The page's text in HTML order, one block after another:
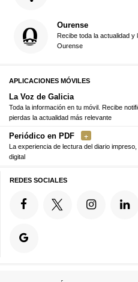
Ourense
Recibe toda la actualidad
Ourense
APLICACIONES MÓVILES
La Voz de Galicia
Toda la información en tu móvil. Recibe
pierdas la actualidad más relevante
Periódico en PDF
La experiencia de lectura del diario
digital
REDES SOCIALES